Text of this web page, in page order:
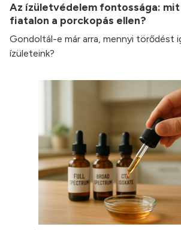
Az ízületvédelem fontossága:
fiatalon a porckopás ellen?
Gondoltál-e már arra, mennyi törődést
ízületeink?